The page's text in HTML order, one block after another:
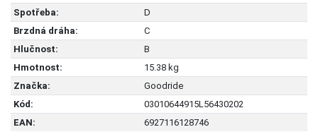
Spotřeba:
D
Brzdná dráha:
C
Hlučnost:
B
Hmotnost:
15.38 kg
Značka:
Goodride
Kód:
03010644915L56430202
EAN:
6927116128746